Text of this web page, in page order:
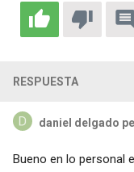
RESPUESTA
daniel delgado
Bueno en lo personal